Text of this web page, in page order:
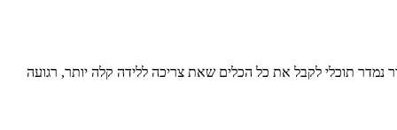
נמדר תוכלי לקבל את כל הכלים שאת צריכה ללידה קלה יותר, רגועה